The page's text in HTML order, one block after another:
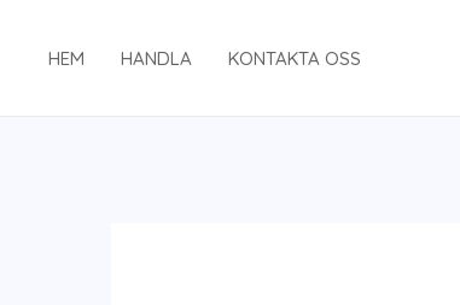
HEM HANDLA KONTAKTA OSS